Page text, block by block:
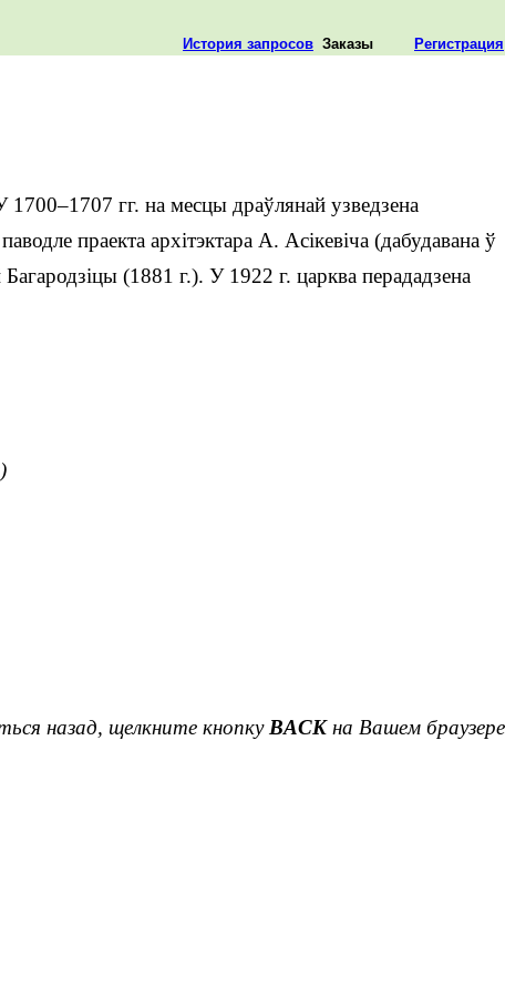
История запросов Заказы Регистрация
1700–1707 гг. на месцы драўлянай узведзена
праекта архітэктара А. Асікевіча (дабудавана ў
(1881 г.). У 1922 г. царква перададзена
назад, щелкните кнопкуBACKна Вашем браузере